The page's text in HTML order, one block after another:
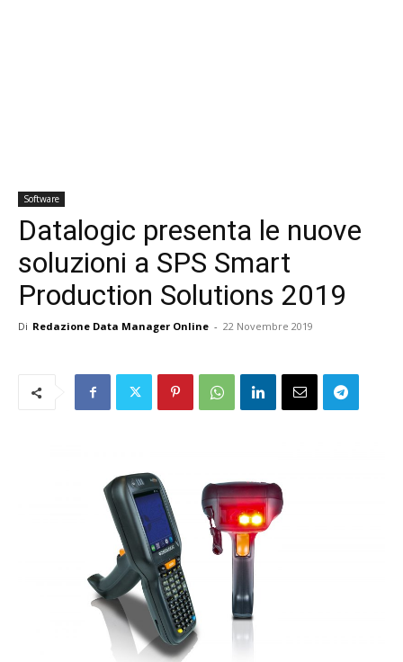
Software
Datalogic presenta le nuove
soluzioni a SPS Smart
Production Solutions 2019
Di Redazione Data Manager Online - 22 Novembre 2019